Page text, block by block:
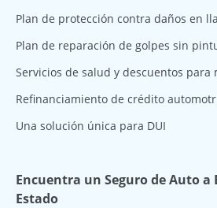
Plan de protección contra daños en
Plan de reparación de golpes sin
Servicios de salud y descuentos para
Refinanciamiento de crédito
Una solución única para DUI
Encuentra un Seguro de Auto a
Estado